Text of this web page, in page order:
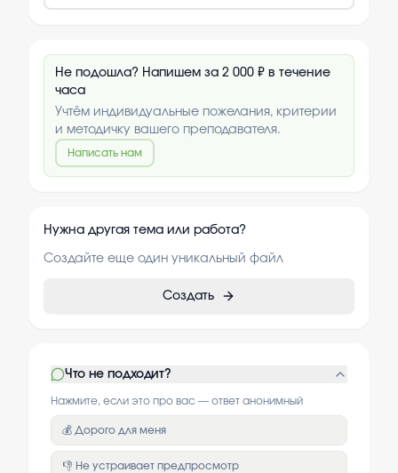
Не подошла? Напишем за 2 000 ₽ в течение
часа
Учтём индивидуальные пожелания, критерии
и методичку вашего преподавателя.
Написать нам
Нужна другая тема или работа?
Создайте еще один уникальный файл
Создать
Что не подходит?
Нажмите, если это про вас — ответ анонимный
💰 Дорого для меня
👎 Не устраивает предпросмотр